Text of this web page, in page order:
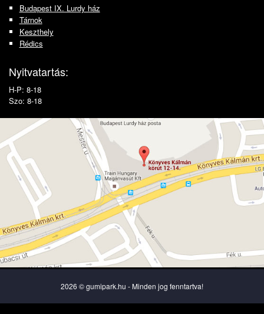
Budapest IX. Lurdy ház
Tárnok
Keszthely
Rédics
Nyitvatartás:
H-P: 8-18
Szo: 8-18
2026 © gumipark.hu - Minden jog fenntartva!